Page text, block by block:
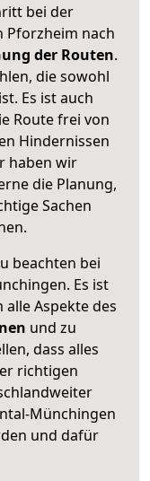
bei der
Pforzheim nach
der Routen.
die sowohl
Es ist auch
Route frei von
Hindernissen
haben wir
die Planung,
Sachen
beachten bei
Es ist
Aspekte des
und zu
dass alles
richtigen
Münchingen
und dafür